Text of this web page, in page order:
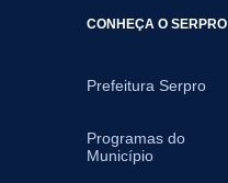
CONHEÇA O SERPRO
Prefeitura Serpro
Programas do
Município